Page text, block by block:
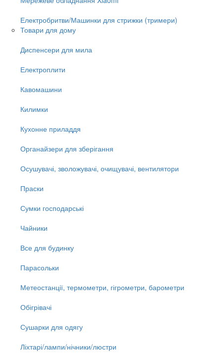
Електробритви/Машинки для стрижки (тримери)
Товари для дому
Диспенсери для мила
Електроплити
Кавомашини
Килимки
Кухонне приладдя
Органайзери для зберігання
Осушувачі, зволожувачі, очищувачі, вентилятори
Праски
Сумки господарські
Чайники
Все для будинку
Парасольки
Метеостанції, термометри, гігрометри, барометри
Обігрівачі
Сушарки для одягу
Ліхтарі/лампи/нічники/люстри